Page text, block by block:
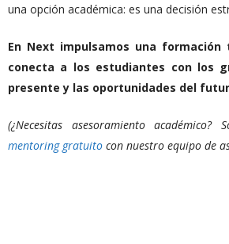
una opción académica: es una decisión
En Next impulsamos una formación
conecta a los estudiantes con los
presente y las oportunidades del
(¿Necesitas asesoramiento académico?
mentoring gratuito con nuestro equipo de